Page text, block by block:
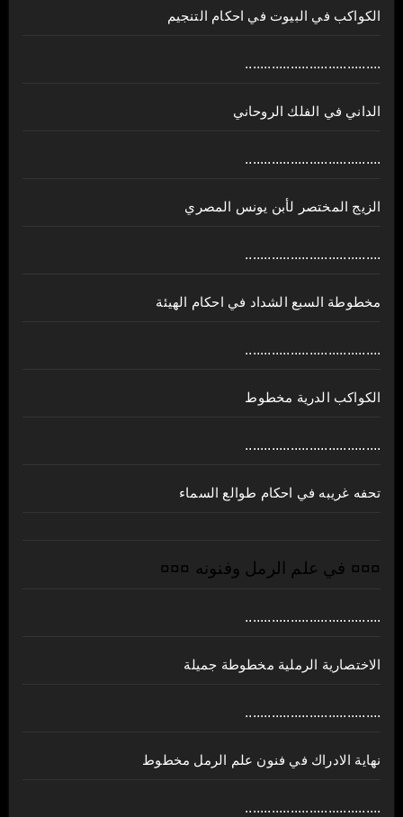
الكواكب في البيوت في احكام التنجيم
....................................
الداني في الفلك الروحاني
....................................
الزيج المختصر لأبن يونس المصري
....................................
مخطوطة السبع الشداد في احكام الهيئة
....................................
الكواكب الدرية مخطوط
....................................
تحفه غريبه في احكام طوالع السماء
¤¤¤ في علم الرمل وفنونه ¤¤¤
....................................
الاختصارية الرملية مخطوطة جميلة
....................................
نهاية الادراك في فنون علم الرمل مخطوط
....................................